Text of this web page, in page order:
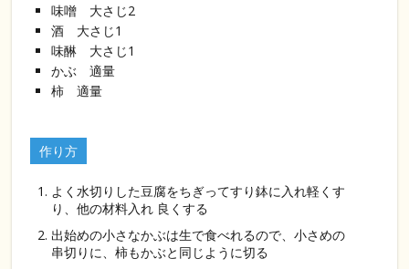
味噌 大さじ2
酒 大さじ1
味醂 大さじ1
かぶ 適量
柿 適量
作り方
よく水切りした豆腐をちぎってすり鉢に入れ軽くす
り、他の材料入れ 良くする
出始めの小さなかぶは生で食べれるので、小さめの
串切りに、柿もかぶと同じように切る